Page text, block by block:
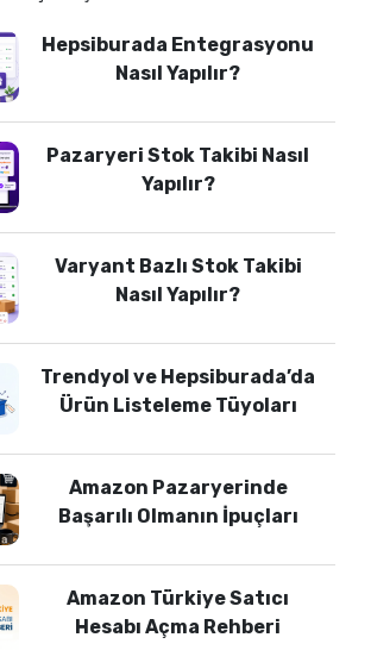
Hepsiburada Entegrasyonu
Nasıl Yapılır?
Pazaryeri Stok Takibi Nasıl
Yapılır?
Varyant Bazlı Stok Takibi
Nasıl Yapılır?
Trendyol ve Hepsiburada’da
Ürün Listeleme Tüyoları
Amazon Pazaryerinde
Başarılı Olmanın İpuçları
Amazon Türkiye Satıcı
Hesabı Açma Rehberi